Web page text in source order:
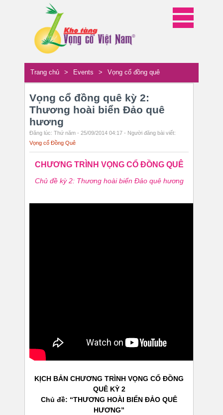
Trang chủ > Events > Vọng cổ đồng quê
Vọng cổ đồng quê kỳ 2:
Thương hoài biển Đảo quê
hương
Đăng lúc: Thứ năm - 25/09/2014 04:17 - Người đăng bài viết:
Vọng cổ Đồng Quê
CHƯƠNG TRÌNH VỌNG CỔ ĐỒNG QUÊ
Chủ đề kỳ 2: Thương hoài biển Đảo quê hương
KỊCH BẢN CHƯƠNG TRÌNH VỌNG CỔ ĐỒNG
QUÊ KỲ 2
Chủ đề: “THƯƠNG HOÀI BIỂN ĐẢO QUÊ
HƯƠNG”